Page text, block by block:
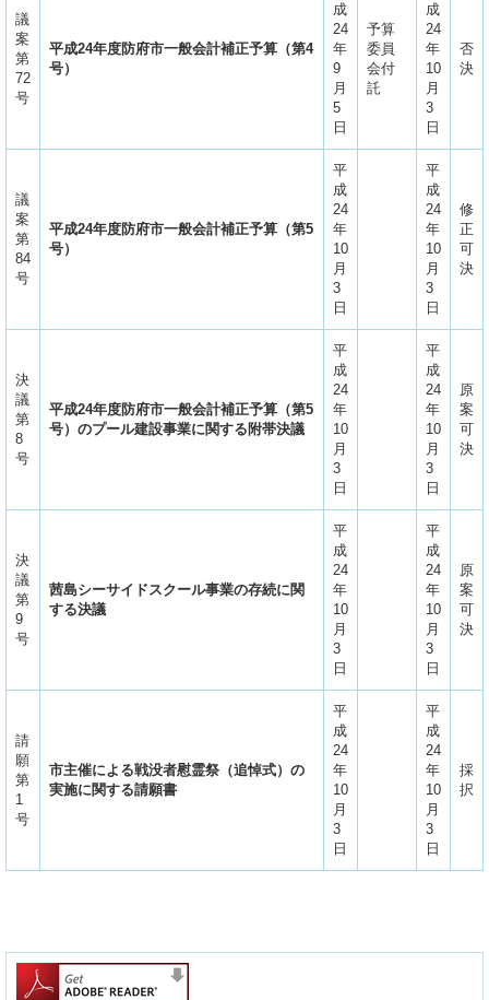
議
案
第
72
号
平成24年度防府市一般会計補正予算（第4
号）
成
24
年
9
月
5
日
予算
委員
会付
託
成
24
年
10
月
3
日
否
決
議
案
第
84
号
平成24年度防府市一般会計補正予算（第5
号）
平
成
24
年
10
月
3
日
平
成
24
年
10
月
3
日
修
正
可
決
決
議
第
8
号
平成24年度防府市一般会計補正予算（第5
号）のプール建設事業に関する附帯決議
平
成
24
年
10
月
3
日
平
成
24
年
10
月
3
日
原
案
可
決
決
議
第
9
号
茜島シーサイドスクール事業の存続に関
する決議
平
成
24
年
10
月
3
日
平
成
24
年
10
月
3
日
原
案
可
決
請
願
第
1
号
市主催による戦没者慰霊祭（追悼式）の
実施に関する請願書
平
成
24
年
10
月
3
日
平
成
24
年
10
月
3
日
採
択